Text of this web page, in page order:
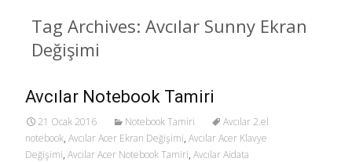
Tag Archives: Avcılar Sunny Ekran
Değişimi
Avcılar Notebook Tamiri
21 Ocak 2016 Notebook Tamiri
Avcılar 2.el
notebook, Avcılar Acer Ekran Değişimi, Avcılar Acer Klavye
Değişimi, Avcılar Acer Notebook Tamiri, Avcılar Aidata